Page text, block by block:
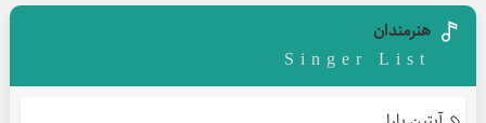
هنرمندان
Singer List